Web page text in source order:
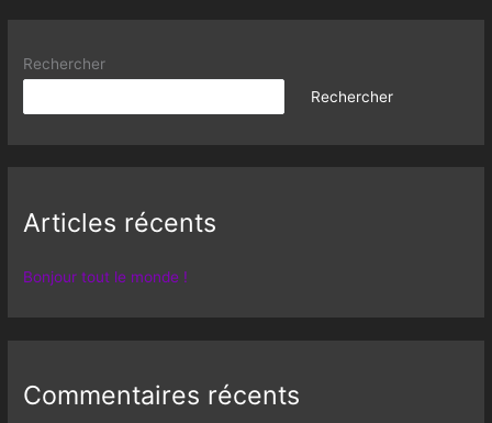
Rechercher
Rechercher
Articles récents
Bonjour tout le monde !
Commentaires récents